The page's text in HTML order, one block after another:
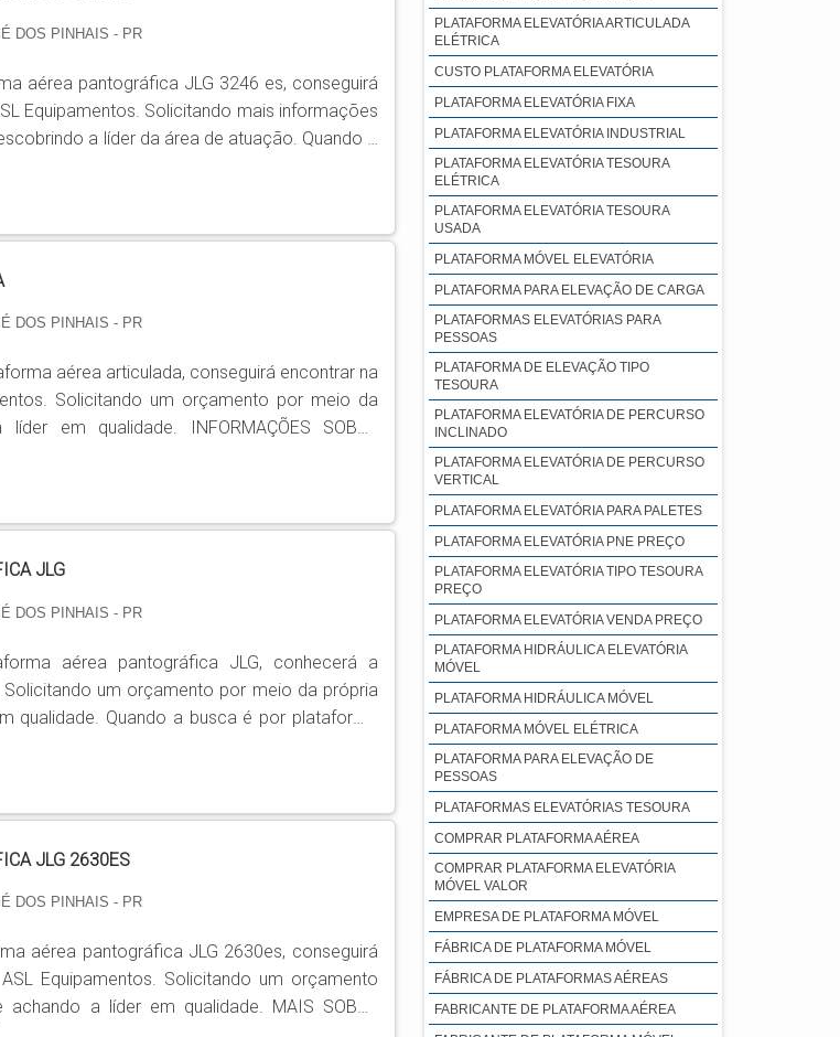
DOS PINHAIS - PR
aérea pantográfica JLG 3246 es, conseguirá
Equipamentos. Solicitando mais informações
a líder da área de atuação. Quando o
com a satisfação plena dos clientes
DOS PINHAIS - PR
aérea articulada, conseguirá encontrar na
Solicitando um orçamento por meio da
INFORMAÇÕES SOBRE
inovadora, chega até a ASL Equipamentos.
JLG
DOS PINHAIS - PR
aérea pantográfica JLG, conhecerá a
um orçamento por meio da própria
qualidade. Quando a busca é por plataforma
no atendimento. DETALHES SOBRE
JLG 2630ES
DOS PINHAIS - PR
aérea pantográfica JLG 2630es, conseguirá
Equipamentos. Solicitando um orçamento
a líder em qualidade. MAIS SOBRE
PLATAFORMA ELEVATÓRIA ARTICULADA
ELÉTRICA
CUSTO PLATAFORMA ELEVATÓRIA
PLATAFORMA ELEVATÓRIA FIXA
PLATAFORMA ELEVATÓRIA INDUSTRIAL
PLATAFORMA ELEVATÓRIA TESOURA
ELÉTRICA
PLATAFORMA ELEVATÓRIA TESOURA
USADA
PLATAFORMA MÓVEL ELEVATÓRIA
PLATAFORMA PARA ELEVAÇÃO DE CARGA
PLATAFORMAS ELEVATÓRIAS PARA
PESSOAS
PLATAFORMA DE ELEVAÇÃO TIPO
TESOURA
PLATAFORMA ELEVATÓRIA DE PERCURSO
INCLINADO
PLATAFORMA ELEVATÓRIA DE PERCURSO
VERTICAL
PLATAFORMA ELEVATÓRIA PARA PALETES
PLATAFORMA ELEVATÓRIA PNE PREÇO
PLATAFORMA ELEVATÓRIA TIPO TESOURA
PREÇO
PLATAFORMA ELEVATÓRIA VENDA PREÇO
PLATAFORMA HIDRÁULICA ELEVATÓRIA
MÓVEL
PLATAFORMA HIDRÁULICA MÓVEL
PLATAFORMA MÓVEL ELÉTRICA
PLATAFORMA PARA ELEVAÇÃO DE
PESSOAS
PLATAFORMAS ELEVATÓRIAS TESOURA
COMPRAR PLATAFORMA AÉREA
COMPRAR PLATAFORMA ELEVATÓRIA
MÓVEL VALOR
EMPRESA DE PLATAFORMA MÓVEL
FÁBRICA DE PLATAFORMA MÓVEL
FÁBRICA DE PLATAFORMAS AÉREAS
FABRICANTE DE PLATAFORMA AÉREA